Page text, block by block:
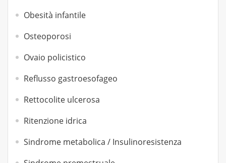
Obesità infantile
Osteoporosi
Ovaio policistico
Reflusso gastroesofageo
Rettocolite ulcerosa
Ritenzione idrica
Sindrome metabolica / Insulinoresistenza